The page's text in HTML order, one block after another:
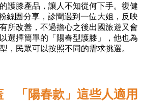
護膝產品，讓人不知從何下手。復健
絲團分享，診間遇到一位大姐，反映
所改善，不過擔心之後出國旅遊又會
選擇簡單的「陽春型護膝」，他也為
，民眾可以按照不同的需求挑選。
「陽春款」這些人適用